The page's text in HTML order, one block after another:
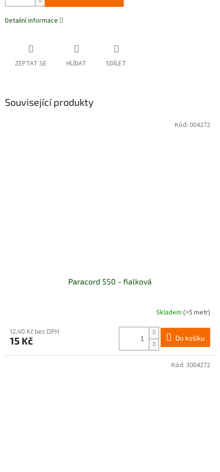
Detailní informace
ZEPTAT SE HLÍDAT SDÍLET
Související produkty
Paracord 550 - fialková
produktu
je
Skladem(>5 metr)
12,40 Kč bez DPH
15 Kč Do košíku
Kód: 004272
Kód: 3004272